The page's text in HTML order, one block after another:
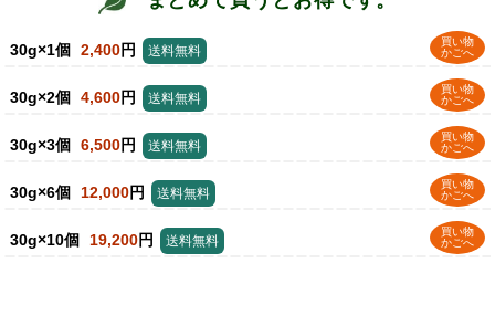
30g×1個 2,400円
買い物
かごへ
送料無料
30g×2個 4,600円
買い物
かごへ
送料無料
30g×3個 6,500円
買い物
かごへ
送料無料
30g×6個 12,000円
買い物
かごへ
送料無料
30g×10個 19,200円
買い物
かごへ
送料無料